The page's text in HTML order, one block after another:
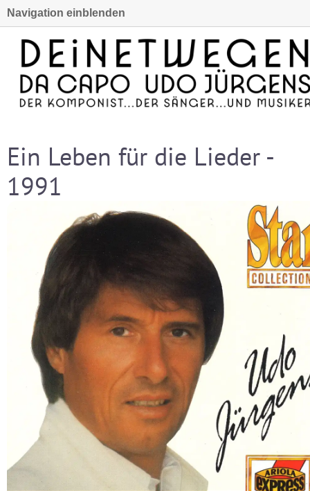
Navigation einblenden
Ein Leben für die Lieder -
1991